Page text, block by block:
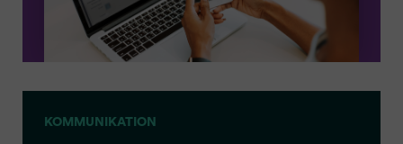
KOMMUNIKATION